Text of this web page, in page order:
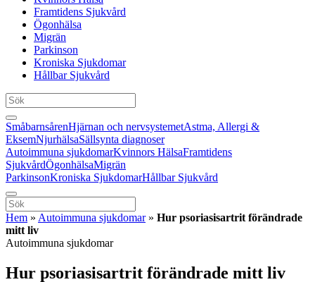
Framtidens Sjukvård
Ögonhälsa
Migrän
Parkinson
Kroniska Sjukdomar
Hållbar Sjukvård
SmåbarnsårenHjärnan och nervsystemetAstma, Allergi &
EksemNjurhälsaSällsynta diagnoser
Autoimmuna sjukdomarKvinnors HälsaFramtidens
SjukvårdÖgonhälsaMigrän
ParkinsonKroniska SjukdomarHållbar Sjukvård
Hem » Autoimmuna sjukdomar» Hur psoriasisartrit förändrade
mitt liv
Autoimmuna sjukdomar
Hur psoriasisartrit förändrade mitt liv